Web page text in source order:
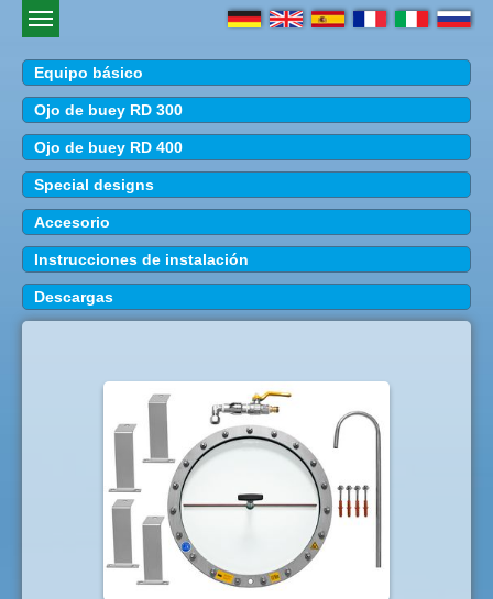
Equipo básico
Ojo de buey RD 300
Ojo de buey RD 400
Special designs
Accesorio
Instrucciones de instalación
Descargas